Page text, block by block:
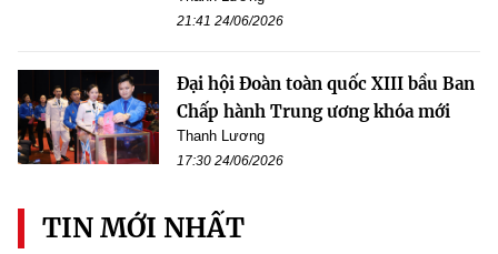
21:41 24/06/2026
Đại hội Đoàn toàn quốc XIII bầu Ban
Chấp hành Trung ương khóa mới
Thanh Lương
17:30 24/06/2026
TIN MỚI NHẤT